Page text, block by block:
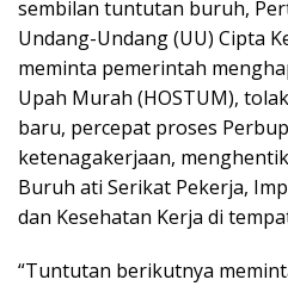
sembilan tuntutan buruh,
Undang-Undang (UU) Cipta
meminta pemerintah
Upah Murah (HOSTUM),
baru, percepat proses
ketenagakerjaan,
Buruh ati Serikat Pekerja,
dan Kesehatan Kerja di
“Tuntutan berikutnya